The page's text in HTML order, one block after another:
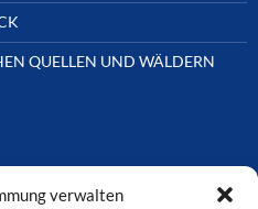
verwalten
QUELLEN UND WÄLDERN
ist über Mitglieder und